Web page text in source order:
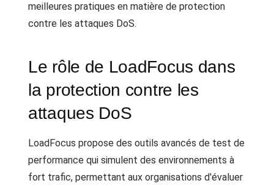
meilleures pratiques en matière de protection
contre les attaques DoS.
Le rôle de LoadFocus dans
la protection contre les
attaques DoS
LoadFocus propose des outils avancés de test de
performance qui simulent des environnements à
fort trafic, permettant aux organisations d'évaluer